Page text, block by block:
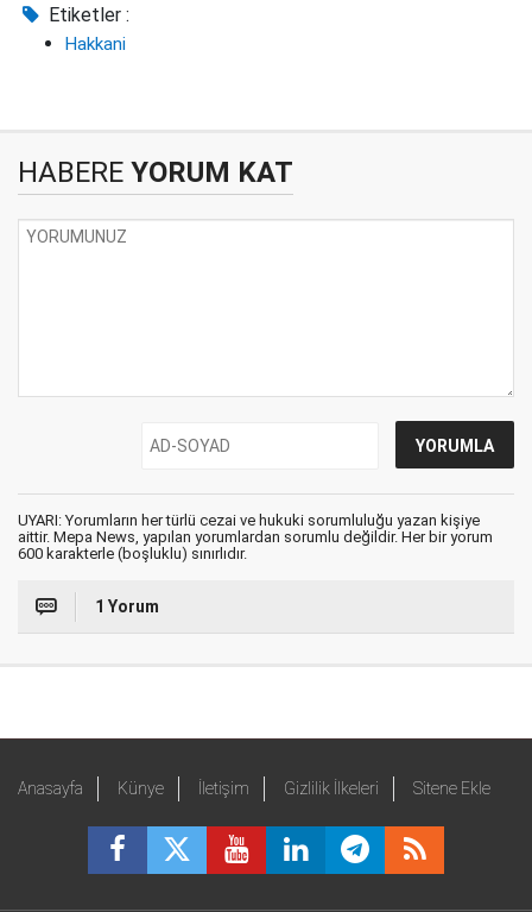
Etiketler :
Hakkani
HABERE YORUM KAT
UYARI: Yorumların her türlü cezai ve hukuki sorumluluğu yazan kişiye
aittir. Mepa News, yapılan yorumlardan sorumlu değildir. Her bir yorum
600 karakterle (boşluklu) sınırlıdır.
1 Yorum
Anasayfa Künye İletişim Gizlilik İlkeleri Sitene Ekle